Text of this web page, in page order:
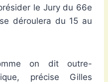
le Jury du 66e
déroulera du 15 au
on dit outre-
précise Gilles